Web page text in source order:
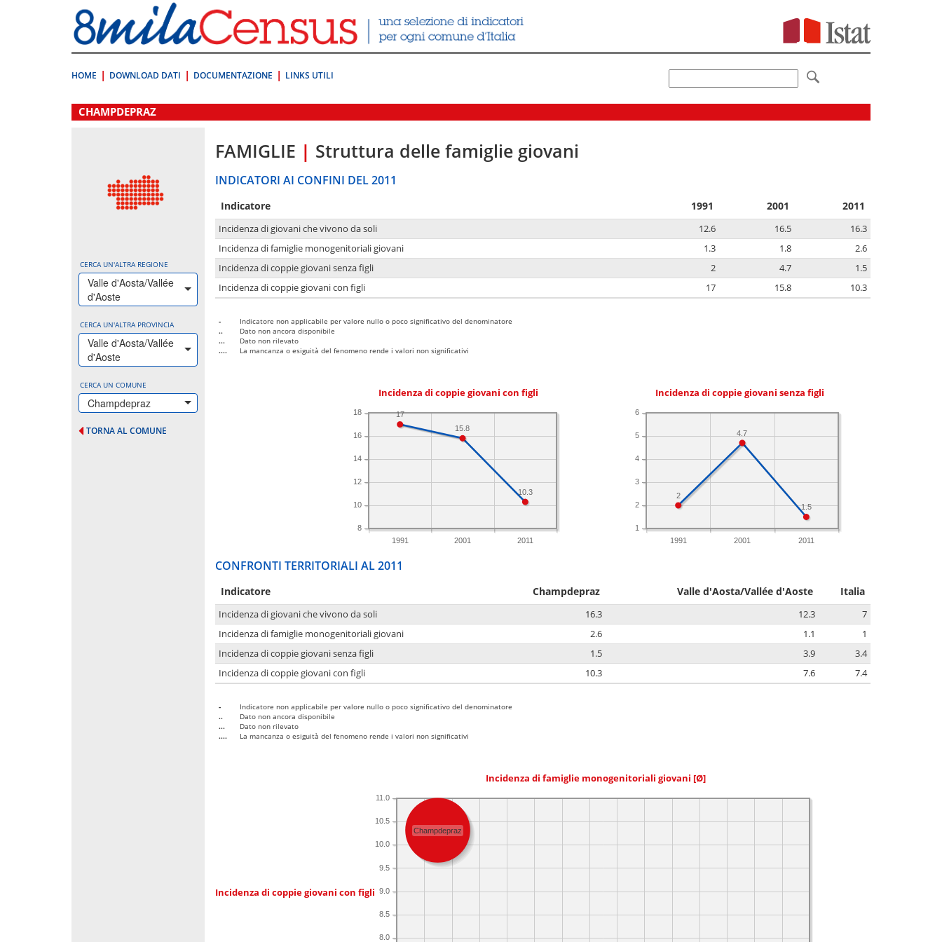
direttamente
a:
Contenuto
HOME DOWNLOAD DATI DOCUMENTAZIONE LINKS UTILI
.
CHAMPDEPRAZ
CERCA UN'ALTRA REGIONE
Valle d'Aosta/Vallée
d'Aoste
CERCA UN'ALTRA PROVINCIA
Valle d'Aosta/Vallée
d'Aoste
CERCA UN COMUNE
Champdepraz
TORNA AL COMUNE
FAMIGLIE | Struttura delle famiglie giovani
INDICATORI AI CONFINI DEL 2011
Indicatore 1991 2001 2011
Incidenza di giovani che vivono da soli 12.6 16.5
16.3
Incidenza di famiglie monogenitoriali giovani
1.3 1.8
2.6
Incidenza di coppie giovani senza figli
2 4.7
1.5
Incidenza di coppie giovani con figli
17 15.8 10.3
-
Indicatore non applicabile per valore nullo o poco significativo del denominatore
..
Dato non ancora disponibile
...
Dato non rilevato
....
La mancanza o esiguità del fenomeno rende i valori non significativi
Incidenza di coppie giovani con figli
1991 2001 2011
8
10
12
14
16
18
10.3
15.8
17
Incidenza di coppie giovani senza figli
1991 2001 2011
1
2
3
4
5
6
1.5
4.7
2
CONFRONTI TERRITORIALI AL 2011
Indicatore Champdepraz Valle d'Aosta/Vallée d'Aoste Italia
Incidenza di giovani che vivono da soli 16.3 12.3
7
Incidenza di famiglie monogenitoriali giovani
2.6 1.1
1
Incidenza di coppie giovani senza figli
1.5 3.9
3.4
Incidenza di coppie giovani con figli
10.3 7.6 7.4
-
Indicatore non applicabile per valore nullo o poco significativo del denominatore
..
Dato non ancora disponibile
...
Dato non rilevato
....
La mancanza o esiguità del fenomeno rende i valori non significativi
Incidenza di famiglie monogenitoriali giovani [Ø]
Incidenza di coppie giovani con figli
8.0
8.5
9.0
9.5
10.0
10.5
11.0
Champdepraz